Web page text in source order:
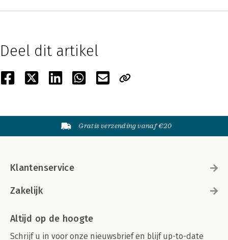
Deel dit artikel
Gratis verzending vanaf €20
Klantenservice
Zakelijk
Altijd op de hoogte
Schrijf u in voor onze nieuwsbrief en blijf up-to-date